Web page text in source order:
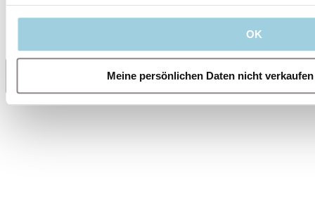
OK
Meine persönlichen Daten nicht
Mehr anzeigen